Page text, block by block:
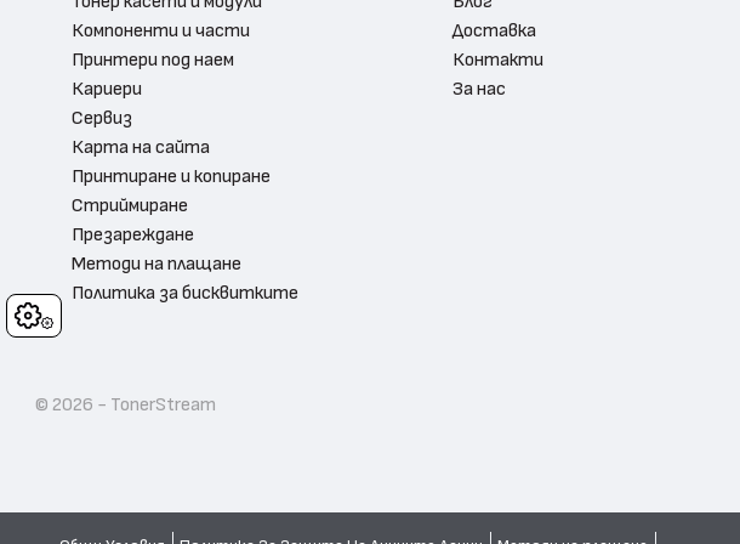
Cookies
Компоненти и части
Принтери под наем
Кариери
Сервиз
Карта на сайта
Принтиране и копиране
Стриймиране
Презареждане
Методи на плащане
Политика за бисквитките
Доставка
Контакти
За нас
© 2026 - TonerStream